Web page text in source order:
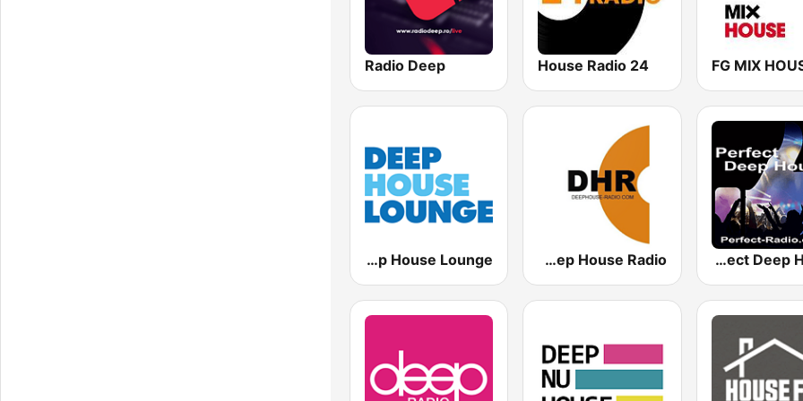
FG MIX
24 House Radio
Radio Deep
Perfect Deep House
DHR - Deep House Radio
Deep House Lounge